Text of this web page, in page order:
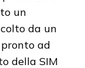
un
da un
ad
della SIM